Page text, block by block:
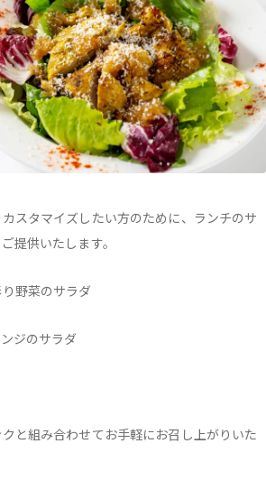
スタマイズしたい方のために、ランチのサ
提供いたします。
野菜のサラダ
ジのサラダ
と組み合わせてお手軽にお召し上がりいた